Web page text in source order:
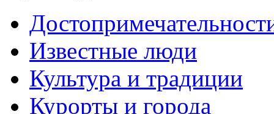
Известные люди
Культура и традиции
Курорты и города